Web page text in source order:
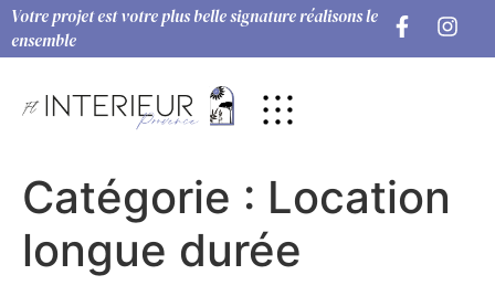
Votre projet est votre plus belle signature réalisons le
ensemble
Catégorie : Location
longue durée